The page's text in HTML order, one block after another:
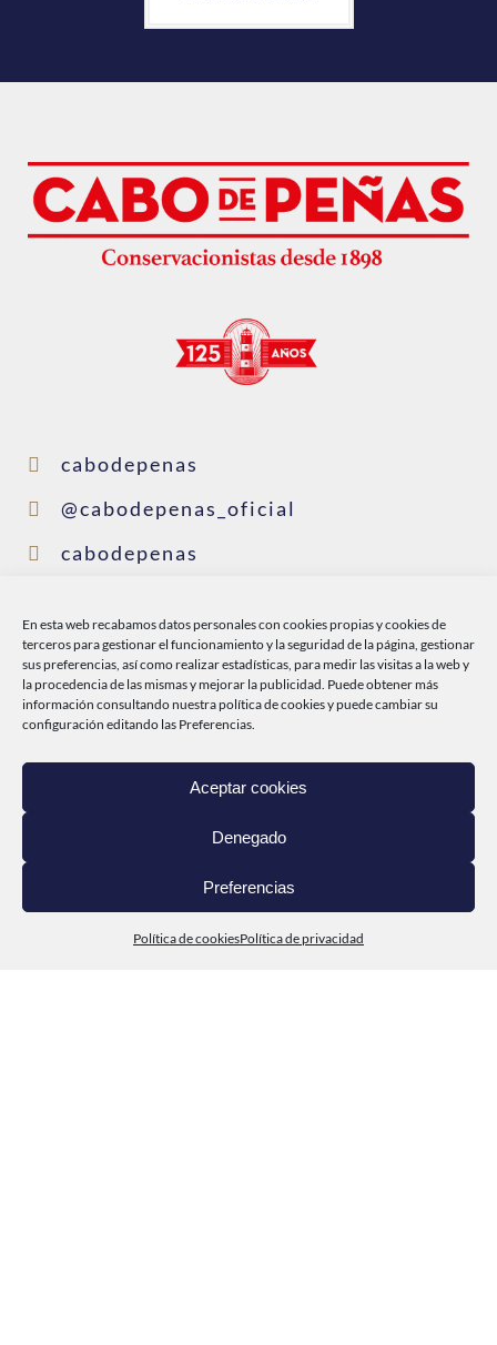
En esta web recabamos datos personales con cookies propias y cookies de
terceros para gestionar el funcionamiento y la seguridad de la página, gestionar
sus preferencias, así como realizar estadísticas, para medir las visitas a la web y
la procedencia de las mismas y mejorar la publicidad. Puede obtener más
información consultando nuestrapolítica de cookiesy puede cambiar su
configuración editando las Preferencias.
Aceptar cookies
Denegado
Preferencias
Política de cookiesPolítica de privacidad
cabodepenas
@cabodepenas_oficial
cabodepenas
@conservascabodepenas
INICIO
CABO DE PEÑAS